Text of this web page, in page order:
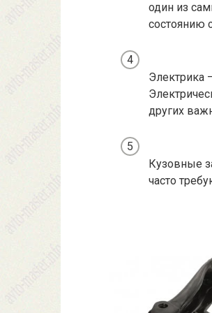
один из
состоянию
Электрика
других
Кузовные
часто